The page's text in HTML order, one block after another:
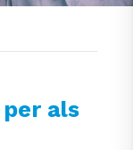
als